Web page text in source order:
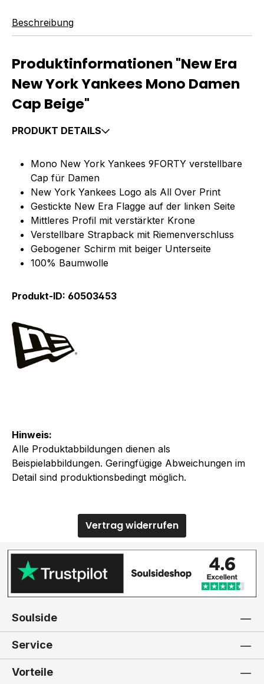
Hinweis:
Alle Produktabbildungen dienen als
Beispielabbildungen. Geringfügige Abweichungen im
Detail sind produktionsbedingt möglich.
Beschreibung
Produktinformationen "New Era
New York Yankees Mono Damen
Cap Beige"
PRODUKT DETAILS
Mono New York Yankees 9FORTY verstellbare
Cap für Damen
New York Yankees Logo als All Over Print
Gestickte New Era Flagge auf der linken Seite
Mittleres Profil mit verstärkter Krone
Verstellbare Strapback mit Riemenverschluss
Gebogener Schirm mit beiger Unterseite
100% Baumwolle
Produkt-ID: 60503453
Vertrag widerrufen
Soulside
Service
Vorteile